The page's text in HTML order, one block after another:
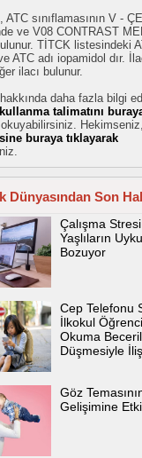
ATC sınıflamasının V -
ve V08 CONTRAST
TİTCK listesindeki
ATC adı iopamidol dır.
ilacı bulunur.
daha fazla bilgi
talimatını
okuyabilirsiniz. Hekimseniz,
buraya tıklayarak
Dünyasından Son
Çalışma
Yaşlıların
Bozuyor
Cep Telefonu
İlkokul
Okuma
Düşmesiyle
Göz
Gelişimine